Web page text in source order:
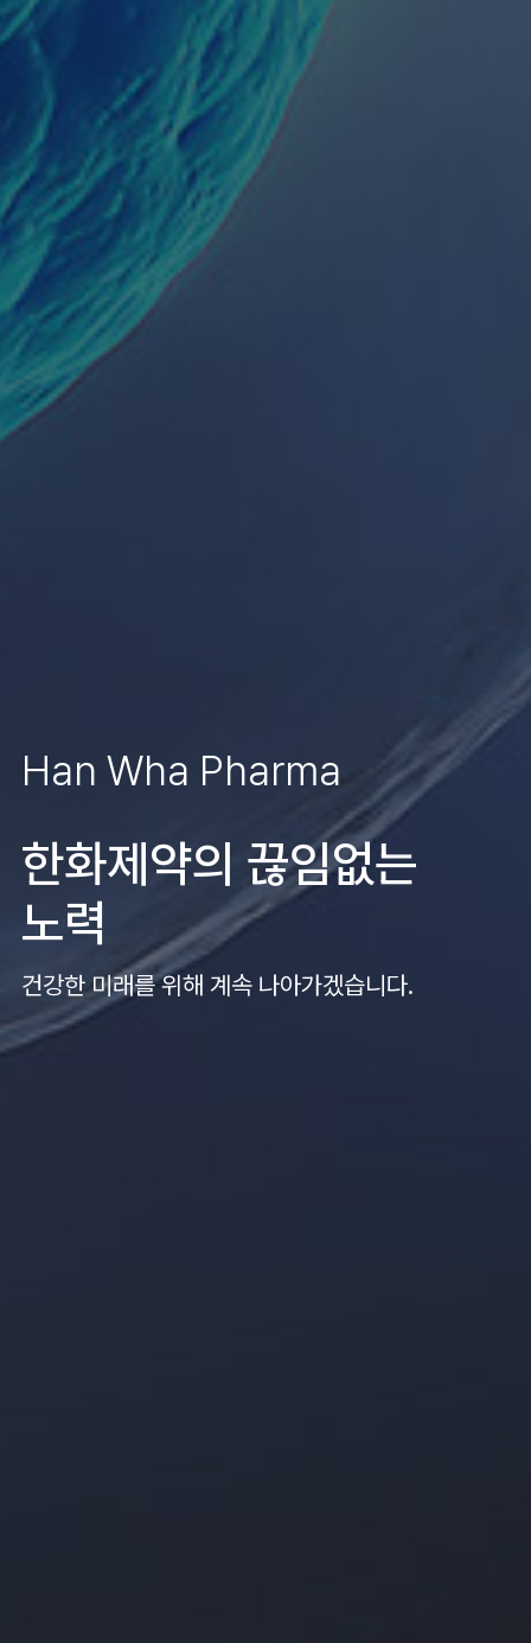
Han Wha Pharma
한화제약의 끊임없는
노력
건강한 미래를 위해 계속 나아가겠습니다.